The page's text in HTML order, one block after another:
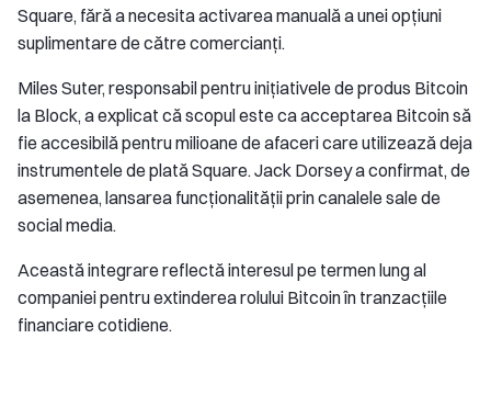
Square, fără a necesita activarea manuală a unei opțiuni
suplimentare de către comercianți.
Miles Suter, responsabil pentru inițiativele de produs Bitcoin
la Block, a explicat că scopul este ca acceptarea Bitcoin să
fie accesibilă pentru milioane de afaceri care utilizează deja
instrumentele de plată Square. Jack Dorsey a confirmat, de
asemenea, lansarea funcționalității prin canalele sale de
social media.
Această integrare reflectă interesul pe termen lung al
companiei pentru extinderea rolului Bitcoin în tranzacțiile
financiare cotidiene.